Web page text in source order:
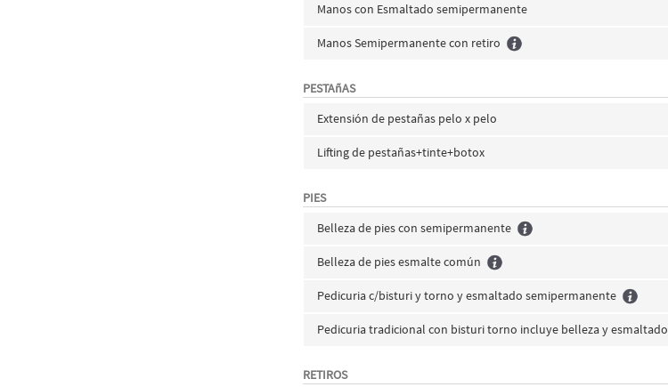
Manos con Esmaltado semipermanente
Manos Semipermanente con retiro
PESTAñAS
Extensión de pestañas pelo x pelo
Lifting de pestañas+tinte+botox
PIES
Belleza de pies con semipermanente
Belleza de pies esmalte común
Pedicuria c/bisturi y torno y esmaltado semipermanente
Pedicuria tradicional con bisturi torno incluye belleza y esmaltado
RETIROS